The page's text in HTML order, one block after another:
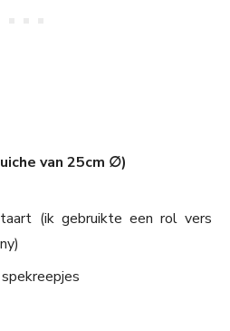
van 25cm ∅)
(ik gebruikte een rol vers